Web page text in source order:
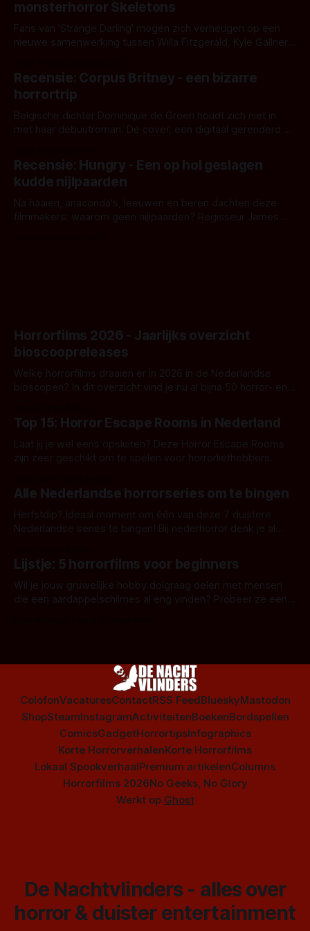
monsterhorror Skeletons
Fans van 'Strange Darling' mogen zich verheugen op een
nieuwe samenwerking tussen Willa Fitzgerald, Kyle Gallner
'Skeletons', een nieuwe creature feature waarvoor de
opnames zijn gestart in Australië.
Recensie: Corpus Britney - een bizarre
horrortrip
Belgische dichter Dominique de Groen houdt zich niet in
met haar debuutroman. De cover, een digitaal gerenderd en
achtergrond, belooft iets kleurrijks maar onheilspellends,
iets ongrijpbaars. En dat maakt De Groen met ieder woord
waar.
Recensie: Hungry - Een op hol geslagen
kudde nijlpaarden
Na haaien, anaconda's, leeuwen en beren dachten deze
filmmakers: waarom geen nijlpaarden? Regisseur James
Horrorfilms 2026 - Jaarlijks overzicht
bioscoopreleases
Welke horrorfilms draaien er in 2026 in de Nederlandse
bioscopen? In dit overzicht vind je nu al bijna 50 horror- en
Top 15: Horror Escape Rooms in Nederland
Laat jij je wel eens opsluiten? Deze Horror Escape Rooms
zijn zeer geschikt om te spelen voor horrorliefhebbers.
Alle Nederlandse horrorseries om te bingen
Herfstdip? Ideaal moment om één van deze 7 duistere
Nederlandse series te bingen! Bij nederhorror denk je al
Amsterdamned of The Johnsons. Maar Nederlandse horror
is niet beperkt tot films. Hier een aantal Nederlandse tv-
series uit het duistere of horrorgenre. Als
Lijstje: 5 horrorfilms voor beginners
Wil je jouw gruwelijke hobby dolgraag delen met mensen
die een aardappelschilmes al eng vinden? Probeer ze eens
ColofonVacaturesContactRSS FeedBlueskyMastodon
ShopSteamInstagramActiviteitenBoekenBordspellen
ComicsGadgetHorrortipsInfographics
Korte HorrorverhalenKorte Horrorfilms
Lokaal SpookverhaalPremium artikelenColumns
Horrorfilms 2026No Geeks, No Glory
Werkt op Ghost
De Nachtvlinders - alles over
horror & duister entertainment